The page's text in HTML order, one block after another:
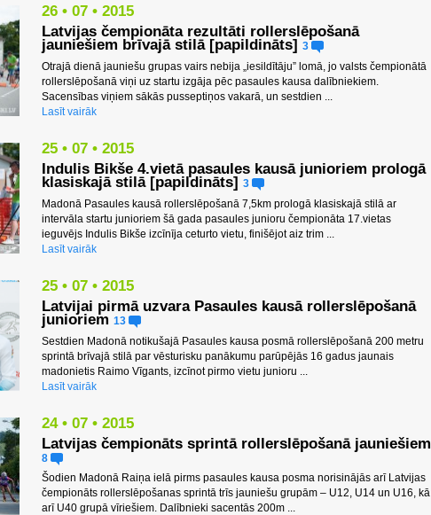
26 • 07 • 2015
Latvijas čempionāta rezultāti rollerslēpošanā
jauniešiem brīvajā stilā [papildināts] 3
Otrajā dienā jauniešu grupas vairs nebija „iesildītāju” lomā, jo valsts čempionātā
rollerslēpošanā viņi uz startu izgāja pēc pasaules kausa dalībniekiem.
Sacensības viņiem sākās pusseptiņos vakarā, un sestdien ...
Lasīt vairāk
25 • 07 • 2015
Indulis Bikše 4.vietā pasaules kausā junioriem prologā
klasiskajā stilā [papildināts] 3
Madonā Pasaules kausā rollerslēpošanā 7,5km prologā klasiskajā stilā ar
intervāla startu junioriem šā gada pasaules junioru čempionāta 17.vietas
ieguvējs Indulis Bikše izcīnīja ceturto vietu, finišējot aiz trim ...
Lasīt vairāk
25 • 07 • 2015
Latvijai pirmā uzvara Pasaules kausā rollerslēpošanā
junioriem 13
Sestdien Madonā notikušajā Pasaules kausa posmā rollerslēpošanā 200 metru
sprintā brīvajā stilā par vēsturisku panākumu parūpējās 16 gadus jaunais
madonietis Raimo Vīgants, izcīnot pirmo vietu junioru ...
Lasīt vairāk
24 • 07 • 2015
Latvijas čempionāts sprintā rollerslēpošanā jauniešiem
8
Šodien Madonā Raiņa ielā pirms pasaules kausa posma norisinājās arī Latvijas
čempionāts rollerslēpošanas sprintā trīs jauniešu grupām – U12, U14 un U16, kā
arī U40 grupā vīriešiem. Dalībnieki sacentās 200m ...